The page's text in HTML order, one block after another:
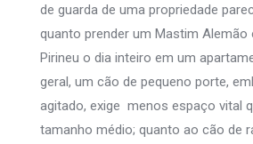
de guarda de uma propriedade
quanto prender um Mastim Alemão
Pirineu o dia inteiro em um
geral, um cão de pequeno porte,
agitado, exige menos espaço vital
tamanho médio; quanto ao cão de